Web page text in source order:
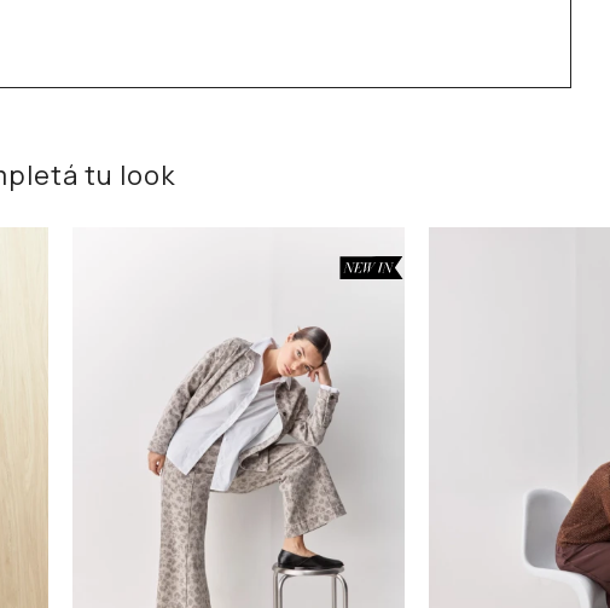
tu look